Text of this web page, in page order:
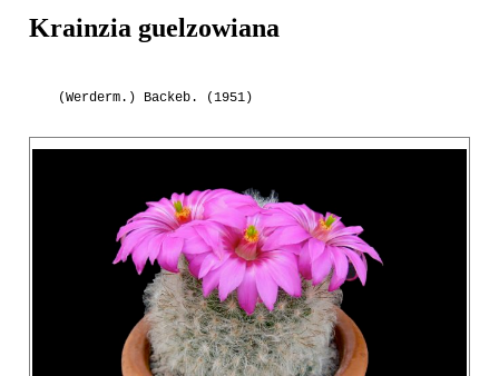
Krainzia guelzowiana
(Werderm.) Backeb. (1951)